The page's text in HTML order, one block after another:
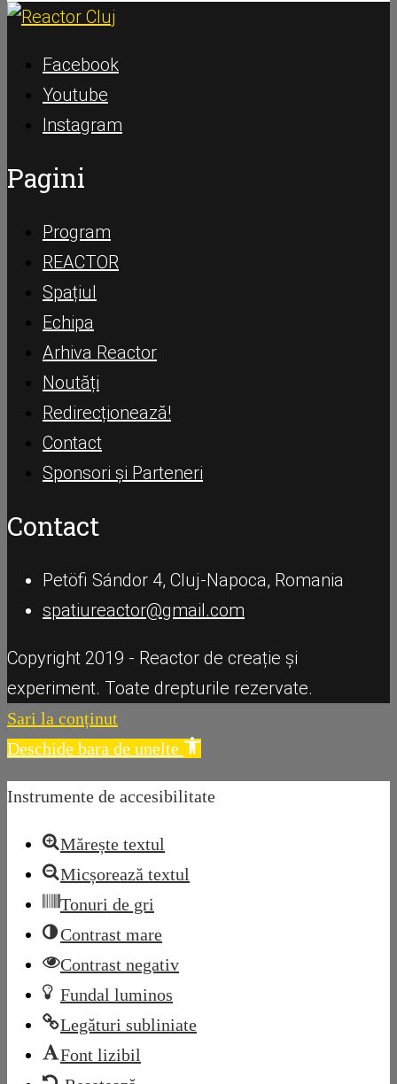
Facebook
Youtube
Instagram
Pagini
Program
REACTOR
Spațiul
Echipa
Arhiva Reactor
Noutăți
Redirecționează!
Contact
Sponsori și Parteneri
Contact
Petöfi Sándor 4, Cluj-Napoca, Romania
spatiureactor@gmail.com
Copyright 2019 - Reactor de creație și
experiment. Toate drepturile rezervate.
Sari la conținut
Deschide bara de unelte
Instrumente de accesibilitate
Mărește textul
Micșorează textul
Tonuri de gri
Contrast mare
Contrast negativ
Fundal luminos
Legături subliniate
Font lizibil